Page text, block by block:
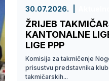
30.07.2026.
ŽRIJEB
KANTONALNE
LIGE PPP
Komisija za takmičenje
prisustvu predstavnika
takmičarskih...